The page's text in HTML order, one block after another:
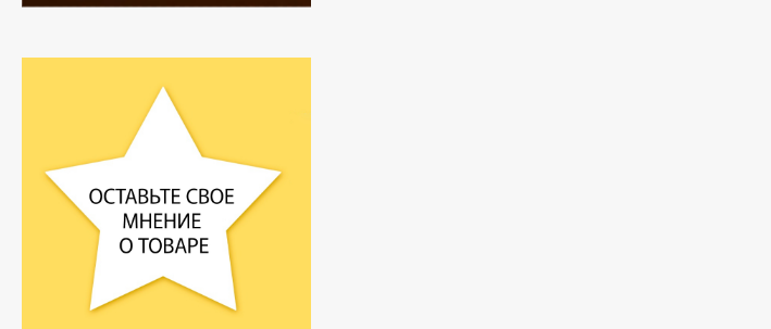
Hemani - Масло Усьмы
(Руккола, Гаргира,
Taramira Oil) 30 мл
290₽
249